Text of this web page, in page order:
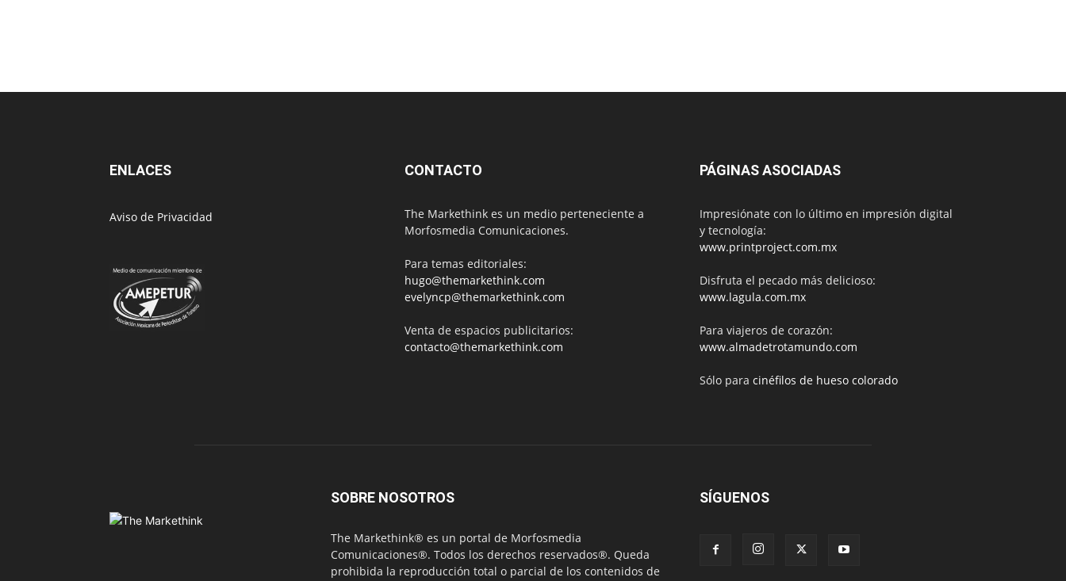
ENLACES
Aviso de Privacidad
CONTACTO
The Markethink es un medio perteneciente a
Morfosmedia Comunicaciones.
Para temas editoriales:
hugo@themarkethink.com
evelyncp@themarkethink.com
Venta de espacios publicitarios:
contacto@themarkethink.com
PÁGINAS ASOCIADAS
Impresiónate con lo último en impresión digital
y tecnología:
www.printproject.com.mx
Disfruta el pecado más delicioso:
www.lagula.com.mx
Para viajeros de corazón:
www.almadetrotamundo.com
Sólo para cinéfilos de hueso colorado
SOBRE NOSOTROS
The Markethink® es un portal de Morfosmedia
Comunicaciones®. Todos los derechos reservados®. Queda
prohibida la reproducción total o parcial de los contenidos de
SÍGUENOS